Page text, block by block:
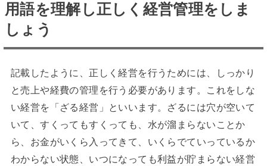
用語を理解し正しく経営管理をしま
しょう
記載したように、正しく経営を行うためには、しっかり
と売上や経費の管理を行う必要があります。これをしな
い経営を「ざる経営」といいます。ざるには穴が空いて
いて、すくってもすくっても、水が溜まらないことか
ら、お金がいくら入ってきて、いくらでていっているか
わからない状態、いつになっても利益が貯まらない経営